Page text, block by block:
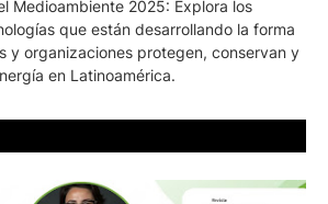
Medioambiente 2025: Explora los
que están desarrollando la forma
y organizaciones protegen, conservan y
en Latinoamérica.